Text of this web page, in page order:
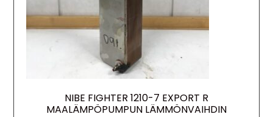
NIBE FIGHTER 1210-7 EXPORT R
MAALÄMPÖPUMPUN LÄMMÖNVAIHDIN